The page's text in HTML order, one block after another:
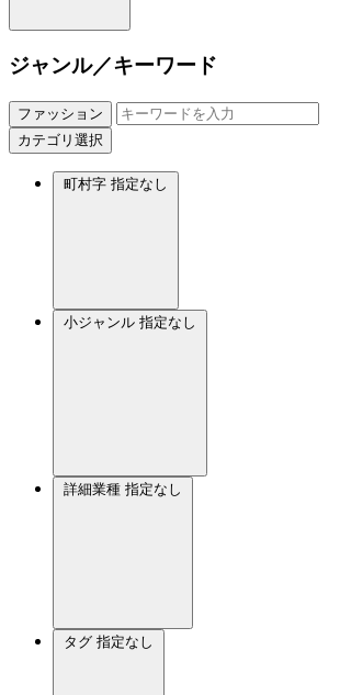
ジャンル／キーワード
ファッション
カテゴリ選択
町村字 指定なし
小ジャンル 指定なし
詳細業種 指定なし
タグ 指定なし